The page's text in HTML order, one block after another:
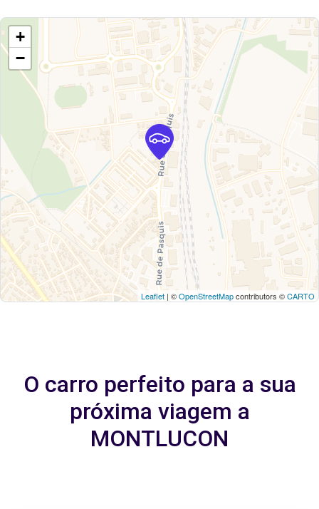
+
−
Leaflet | ©OpenStreetMapcontributors ©CARTO
O carro perfeito para a sua
próxima viagem a
MONTLUCON